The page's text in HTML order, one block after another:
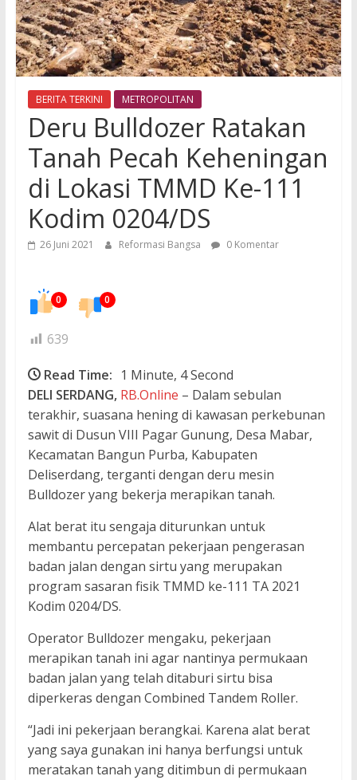
BERITA TERKINI METROPOLITAN
Deru Bulldozer Ratakan
Tanah Pecah Keheningan
di Lokasi TMMD Ke-111
Kodim 0204/DS
26 Juni 2021 Reformasi Bangsa 0 Komentar
0 0
639
Read Time: 1 Minute, 4 Second
DELI SERDANG, RB.Online – Dalam sebulan
terakhir, suasana hening di kawasan perkebunan
sawit di Dusun VIII Pagar Gunung, Desa Mabar,
Kecamatan Bangun Purba, Kabupaten
Deliserdang, terganti dengan deru mesin
Bulldozer yang bekerja merapikan tanah.
Alat berat itu sengaja diturunkan untuk
membantu percepatan pekerjaan pengerasan
badan jalan dengan sirtu yang merupakan
program sasaran fisik TMMD ke-111 TA 2021
Kodim 0204/DS.
Operator Bulldozer mengaku, pekerjaan
merapikan tanah ini agar nantinya permukaan
badan jalan yang telah ditaburi sirtu bisa
diperkeras dengan Combined Tandem Roller.
“Jadi ini pekerjaan berangkai. Karena alat berat
yang saya gunakan ini hanya berfungsi untuk
meratakan tanah yang ditimbun di permukaan